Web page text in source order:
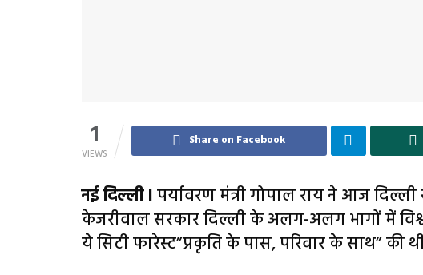
1
VIEWS
Share on Facebook
नई दिल्ली lपर्यावरण मंत्री गोपाल राय ने आज
केजरीवाल सरकार दिल्ली के अलग-अलग भागों में
ये सिटी फारेस्ट”प्रकृति के पास, परिवार के साथ” की